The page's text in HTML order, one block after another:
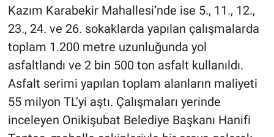
Kazım Karabekir Mahallesi’nde ise 5., 11., 12.,
23., 24. ve 26. sokaklarda yapılan çalışmalarda
toplam 1.200 metre uzunluğunda yol
asfaltlandı ve 2 bin 500 ton asfalt kullanıldı.
Asfalt serimi yapılan toplam alanların maliyeti
55 milyon TL’yi aştı. Çalışmaları yerinde
inceleyen Onikişubat Belediye Başkanı Hanifi